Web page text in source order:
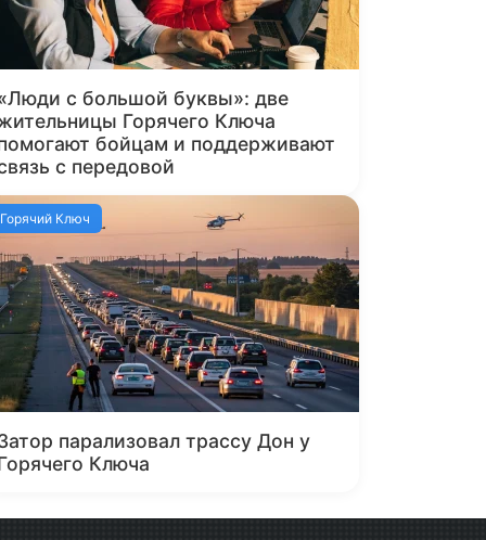
с большой буквы»: две
Горячего Ключа
бойцам и поддерживают
с передовой
Горячий Ключ
парализовал трассу Дон у
Ключа